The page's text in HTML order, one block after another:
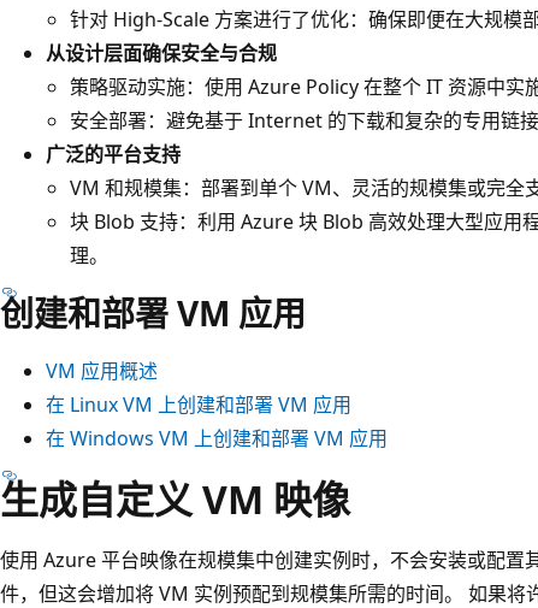
针对 High-Scale 方案进行了优化：确保即便在大规模
从设计层面确保安全与合规
策略驱动实施：使用 Azure Policy 在整个 IT 资源中实
安全部署：避免基于 Internet 的下载和复杂的专用链
广泛的平台支持
VM 和规模集：部署到单个 VM、灵活的规模集或完全
块 Blob 支持：利用 Azure 块 Blob 高效处理大型应用
理。
创建和部署 VM 应用
VM 应用概述
在 Linux VM 上创建和部署 VM 应用
在 Windows VM 上创建和部署 VM 应用
生成自定义 VM 映像
使用 Azure 平台映像在规模集中创建实例时，不会安装或配置
件，但这会增加将 VM 实例预配到规模集所需的时间。 如果